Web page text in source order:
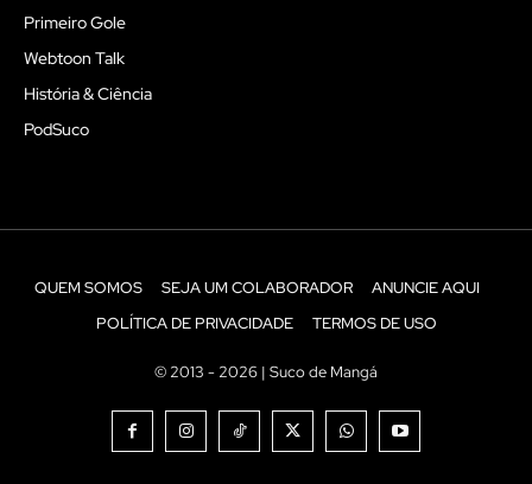
Primeiro Gole
Webtoon Talk
História & Ciência
PodSuco
QUEM SOMOS SEJA UM COLABORADOR
ANUNCIE AQUI
POLÍTICA DE PRIVACIDADE
TERMOS DE USO
© 2013 - 2026 | Suco de Mangá